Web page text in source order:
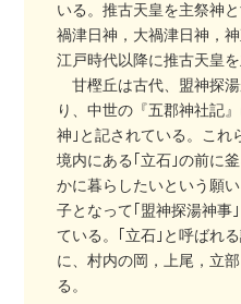
いる。推古天皇を主祭神
禍津日神，大禍津日神，
江戸時代以降に推古天皇を
甘樫丘は古代、盟神探
り、中世の『五郡神社記
神｣と記されている。これ
境内にある｢立石｣の前に
かに暮らしたいという願
子となって｢盟神探湯神事
ている。｢立石｣と呼ばれ
に、村内の岡，上尾，立
る。